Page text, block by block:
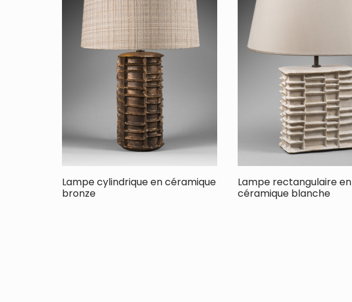
Lampe cylindrique en céramique
bronze
Lampe rectangulaire en
céramique blanche